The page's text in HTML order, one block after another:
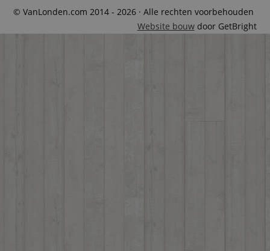
© VanLonden.com 2014 - 2026 · Alle rechten voorbehouden
Website bouwdoor GetBright